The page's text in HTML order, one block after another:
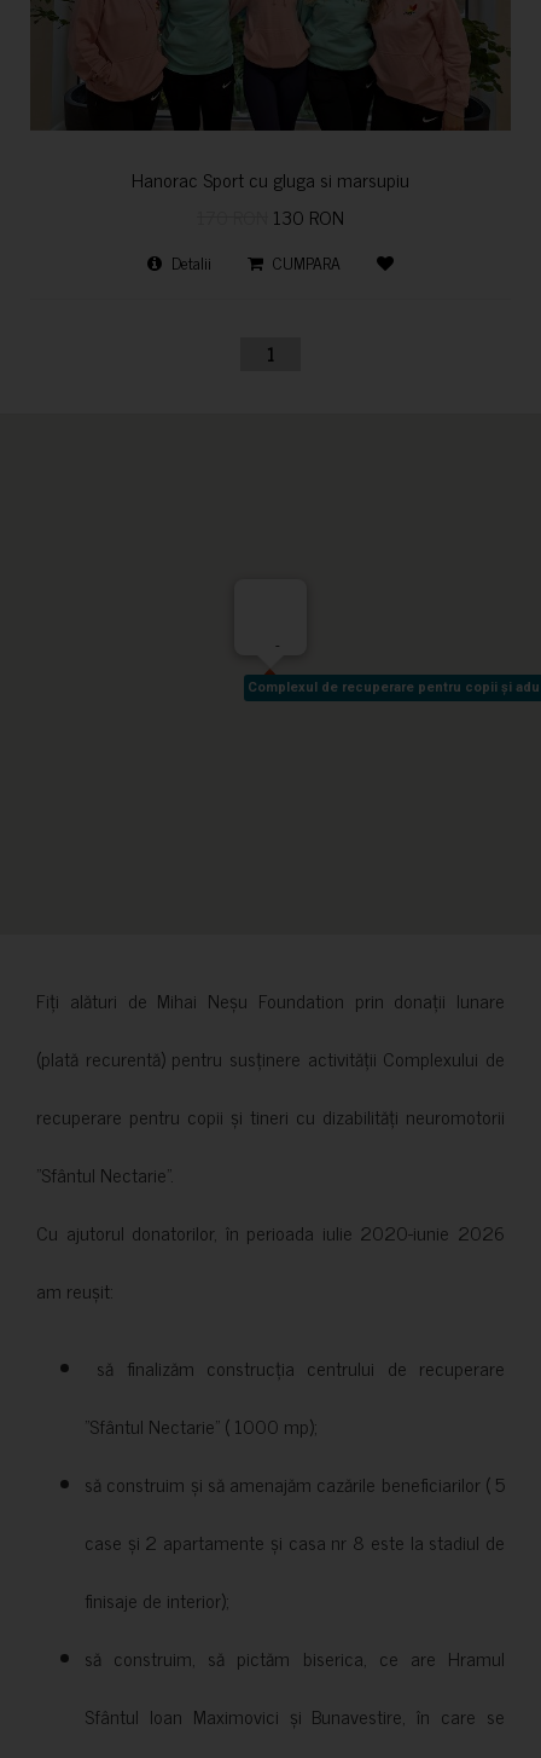
Hanorac Sport cu gluga si marsupiu
130 RON
Detalii CUMPARA
1
Complexul de recuperare pentru copii și
Complexul de recuperare pentru copii și
-
Fiți alături de Mihai Neșu Foundation prin donații lunare
(plată recurentă) pentru susținere activității Complexului de
recuperare pentru copii și tineri cu dizabilități neuromotorii
”Sfântul Nectarie”.
Cu ajutorul donatorilor, în perioada iulie 2020-iunie 2026
am reușit:
să finalizăm construcția centrului de recuperare
”Sfântul Nectarie” ( 1000 mp);
să construim și să amenajăm cazările beneficiarilor ( 5
case și 2 apartamente și casa nr 8 este la stadiul de
finisaje de interior);
să construim, să pictăm biserica, ce are Hramul
Sfântul Ioan Maximovici și Bunavestire, în care se